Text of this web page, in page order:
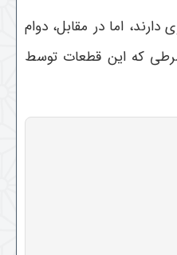
اما در مقابل، دوام
که این قطعات توسط